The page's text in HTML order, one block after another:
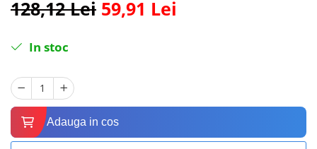
128,12 Lei 59,91 Lei
In stoc
Adauga in cos